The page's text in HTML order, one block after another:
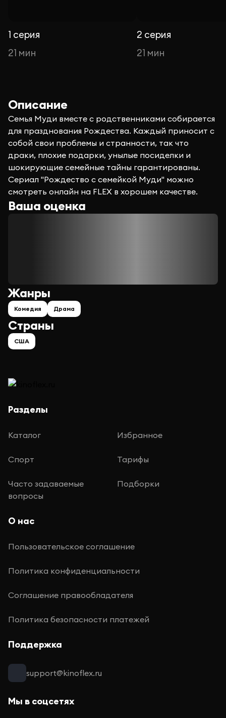
1 серия
21 мин
2 серия
21 мин
Описание
Семья Муди вместе с родственниками собирается
для празднования Рождества. Каждый приносит с
собой свои проблемы и странности, так что
драки, плохие подарки, унылые посиделки и
шокирующие семейные тайны гарантированы.
Сериал "Рождество с семейкой Муди" можно
смотреть онлайн на FLEX в хорошем качестве.
Ваша оценка
Страны
США
Жанры
Комедия Драма
Разделы
Каталог Избранное
Спорт Тарифы
Часто задаваемые
вопросы
Подборки
О нас
Пользовательское соглашение
Политика конфиденциальности
Соглашение правообладателя
Политика безопасности платежей
Поддержка
support@kinoflex.ru
Мы в соцсетях